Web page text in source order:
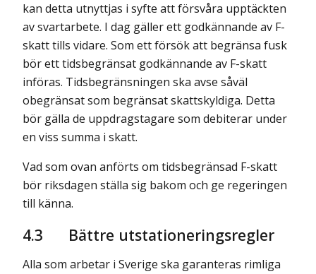
kan detta utnyttjas i syfte att försvåra upptäckten
av svartarbete. I dag gäller ett godkännande av F-
skatt tills vidare. Som ett försök att begränsa fusk
bör ett tidsbegränsat godkännande av F-skatt
införas. Tidsbegränsningen ska avse såväl
obegränsat som begränsat skattskyldiga. Detta
bör gälla de uppdragstagare som debiterar under
en viss summa i skatt.
Vad som ovan anförts om tidsbegränsad F-skatt
bör riksdagen ställa sig bakom och ge regeringen
till känna.
4.3 Bättre utstationeringsregler
Alla som arbetar i Sverige ska garanteras rimliga